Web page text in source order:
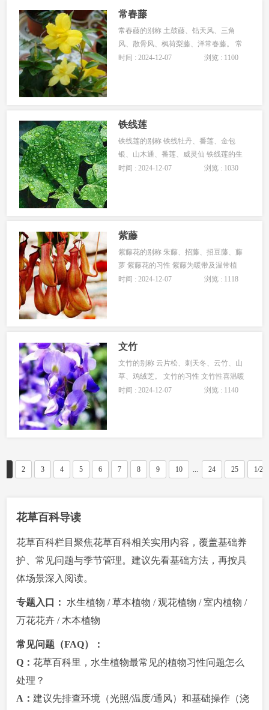
则浇透”，冬季控制水分，保持土壤微湿
略干。 法国香水花花
常春藤
常春藤的别称 土鼓藤、钻天风、三角
风、散骨风、枫荷梨藤、洋常春藤。 常
春藤的生长习性 常春藤为阴性藤本植
的盐碱含量不能过低。 常春藤常攀援于
林缘树木、林下路旁、岩石
时间 : 2024-12-07 浏览 : 1100
铁线莲
铁线莲的别称 铁线牡丹、番莲、金包
银、山木通、番莲、威灵仙 铁线莲的生
长习性 铁线莲生长在低山区的丘陵灌丛
死亡。 铁线莲的耐寒性较强，可耐 -20
℃低温。但经常
时间 : 2024-12-07 浏览 : 1030
紫藤
紫藤花的别称 朱藤、招藤、招豆藤、藤
萝 紫藤花的习性 紫藤为暖带及温带植
物，对环境的适应性极强，喜光，耐阴
栽。 紫藤花生长较快，寿命较长，缠绕
能力强，对其他植物有
时间 : 2024-12-07 浏览 : 1118
文竹
文竹的别称 云片松、刺天冬、云竹、山
草、鸡绒芝。 文竹的习性 文竹性喜温暖
湿润和半阴通风的环境，冬季不耐严
热，生长最适宜温度
时间 : 2024-12-07 浏览 : 1140
2 3 4 5 6 7 8 9 10 ... 24 25 1/25
花草百科导读
花草百科栏目聚焦花草百科相关实用内容，覆盖基础养
护、常见问题与季节管理。建议先看基础方法，再按具
体场景深入阅读。
专题入口： 水生植物 /草本植物 / 观花植物 /室内植物 /
万花花卉 /木本植物
常见问题（FAQ）：
Q：花草百科里，水生植物最常见的植物习性问题怎么
处理？
A：建议先排查环境（光照/温度/通风）和基础操作（浇